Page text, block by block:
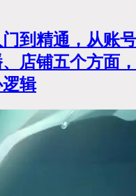
到精通，​从账号
店铺五个方面
辑